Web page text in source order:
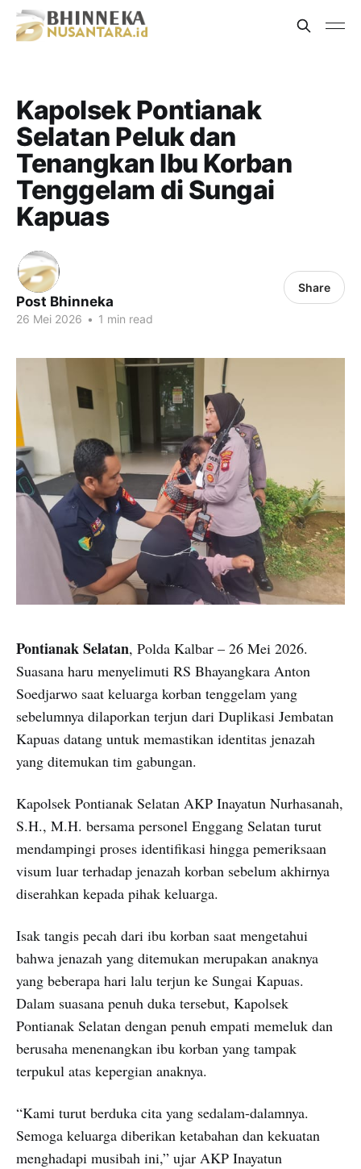
Kapolsek Pontianak
Selatan Peluk dan
Tenangkan Ibu Korban
Tenggelam di Sungai
Kapuas
Post Bhinneka
26 Mei 2026 • 1 min read
Share
Pontianak Selatan, Polda Kalbar – 26 Mei 2026.
Suasana haru menyelimuti RS Bhayangkara Anton
Soedjarwo saat keluarga korban tenggelam yang
sebelumnya dilaporkan terjun dari Duplikasi Jembatan
Kapuas datang untuk memastikan identitas jenazah
yang ditemukan tim gabungan.
Kapolsek Pontianak Selatan AKP Inayatun Nurhasanah,
S.H., M.H. bersama personel Enggang Selatan turut
mendampingi proses identifikasi hingga pemeriksaan
visum luar terhadap jenazah korban sebelum akhirnya
diserahkan kepada pihak keluarga.
Isak tangis pecah dari ibu korban saat mengetahui
bahwa jenazah yang ditemukan merupakan anaknya
yang beberapa hari lalu terjun ke Sungai Kapuas.
Dalam suasana penuh duka tersebut, Kapolsek
Pontianak Selatan dengan penuh empati memeluk dan
berusaha menenangkan ibu korban yang tampak
terpukul atas kepergian anaknya.
“Kami turut berduka cita yang sedalam-dalamnya.
Semoga keluarga diberikan ketabahan dan kekuatan
menghadapi musibah ini,” ujar AKP Inayatun